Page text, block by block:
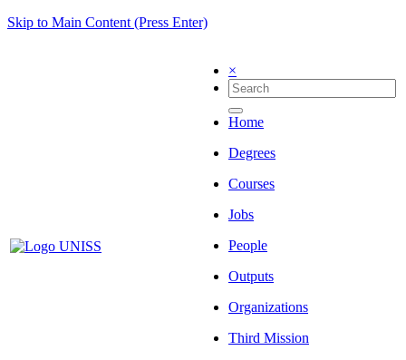
Skip to Main Content (Press Enter)
×
Home
Degrees
Courses
Jobs
People
Outputs
Organizations
Third Mission